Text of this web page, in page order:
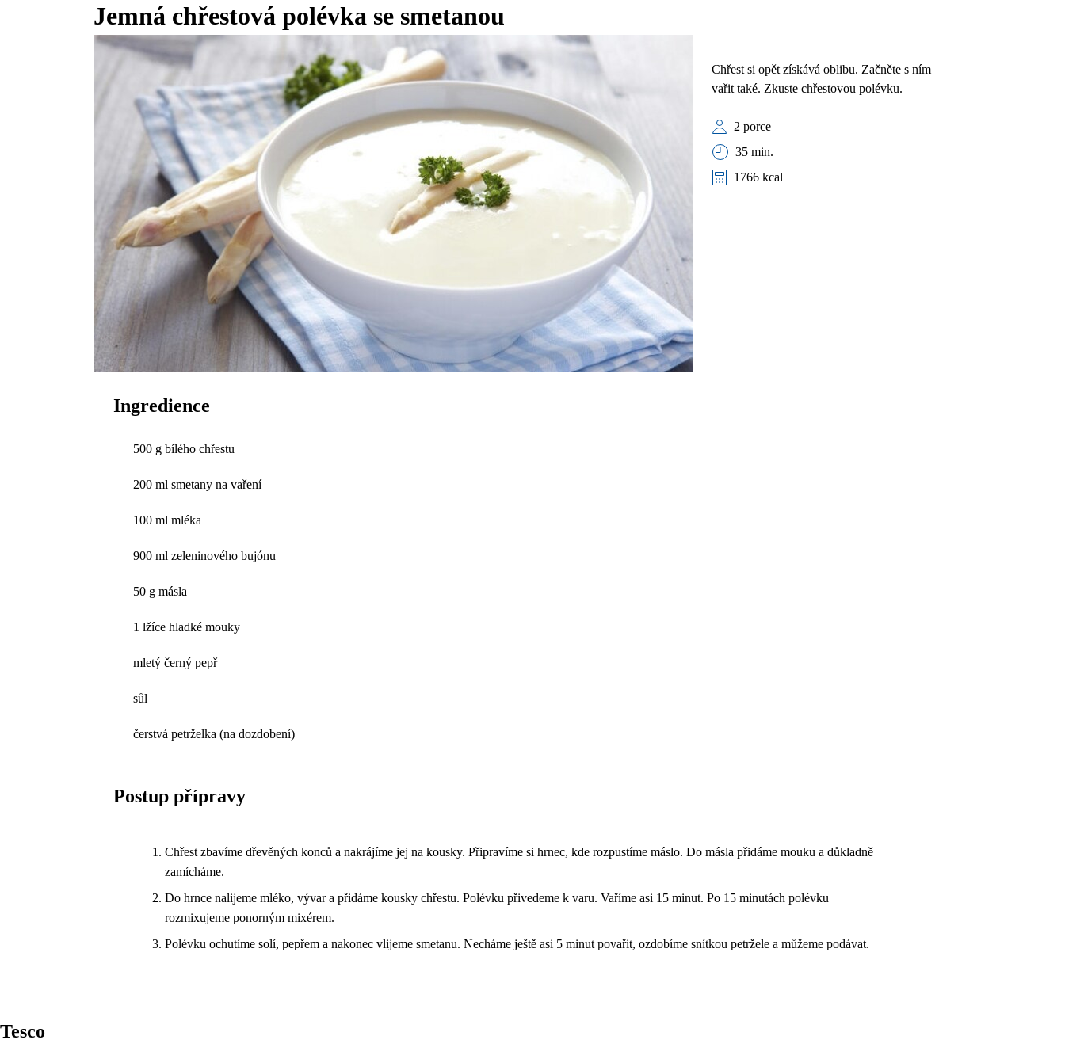
Jemná chřestová polévka se smetanou
Chřest si opět získává oblibu. Začněte s ním
vařit také. Zkuste chřestovou polévku.
2 porce
35 min.
1766 kcal
Ingredience
500 g bílého chřestu
200 ml smetany na vaření
100 ml mléka
900 ml zeleninového bujónu
50 g másla
1 lžíce hladké mouky
mletý černý pepř
sůl
čerstvá petrželka (na dozdobení)
Postup přípravy
Chřest zbavíme dřevěných konců a nakrájíme jej na kousky. Připravíme si hrnec, kde rozpustíme máslo. Do másla přidáme mouku a důkladně
zamícháme.
Do hrnce nalijeme mléko, vývar a přidáme kousky chřestu. Polévku přivedeme k varu. Vaříme asi 15 minut. Po 15 minutách polévku
rozmixujeme ponorným mixérem.
Polévku ochutíme solí, pepřem a nakonec vlijeme smetanu. Necháme ještě asi 5 minut povařit, ozdobíme snítkou petržele a můžeme podávat.
Tesco